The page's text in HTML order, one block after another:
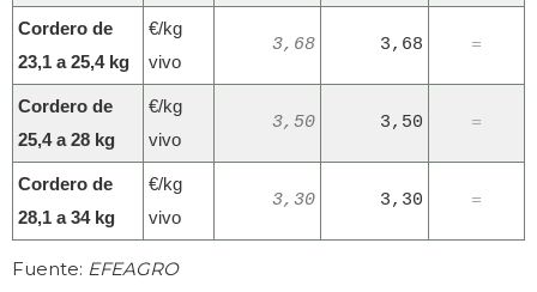
Cordero de
23,1 a 25,4 kg
€/kg
vivo
3,68 3,68 =
Cordero de
25,4 a 28 kg
€/kg
vivo
3,50 3,50 =
Cordero de
28,1 a 34 kg
€/kg
vivo
3,30 3,30 =
Fuente: EFEAGRO